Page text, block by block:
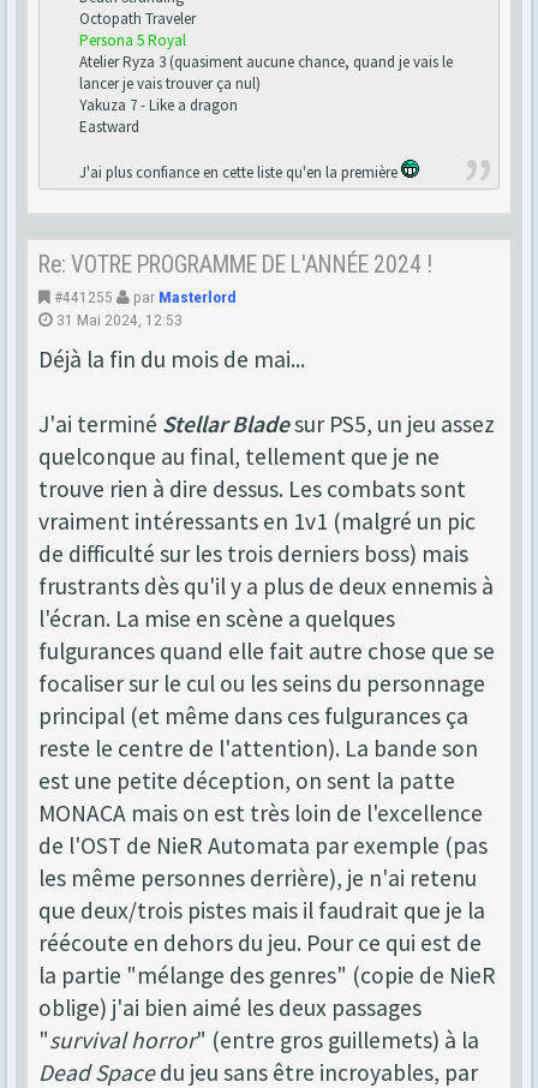
Octopath Traveler
Persona 5 Royal
Atelier Ryza 3 (quasiment aucune chance, quand je vais le
lancer je vais trouver ça nul)
Yakuza 7 - Like a dragon
Eastward
J'ai plus confiance en cette liste qu'en la première
Re: VOTRE PROGRAMME DE L'ANNÉE 2024 !
#441255 par Masterlord
31 Mai 2024, 12:53
Déjà la fin du mois de mai...
J'ai terminé Stellar Bladesur PS5, un jeu assez
quelconque au final, tellement que je ne
trouve rien à dire dessus. Les combats sont
vraiment intéressants en 1v1 (malgré un pic
de difficulté sur les trois derniers boss) mais
frustrants dès qu'il y a plus de deux ennemis à
l'écran. La mise en scène a quelques
fulgurances quand elle fait autre chose que se
focaliser sur le cul ou les seins du personnage
principal (et même dans ces fulgurances ça
reste le centre de l'attention). La bande son
est une petite déception, on sent la patte
MONACA mais on est très loin de l'excellence
de l'OST de NieR Automata par exemple (pas
les même personnes derrière), je n'ai retenu
que deux/trois pistes mais il faudrait que je la
réécoute en dehors du jeu. Pour ce qui est de
la partie "mélange des genres" (copie de NieR
oblige) j'ai bien aimé les deux passages
"survival horror" (entre gros guillemets) à la
Dead Spacedu jeu sans être incroyables, par